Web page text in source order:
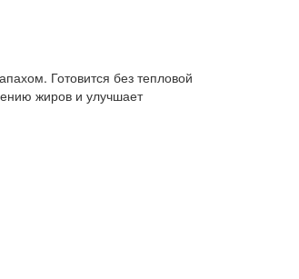
Готовится без тепловой
жиров и улучшает